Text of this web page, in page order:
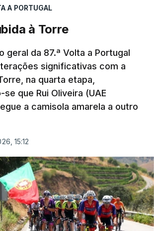
já marcada pelo empate 2-2
que os ‘leões estiveram a
e pelo triunfo do regressado
ao Casa Pia (1-0).
jornada
1-1
Pia, 1-0
– Arouca, 0-1
– Sporting, 2-2
A PORTUGAL
à Torre
geral da 87.ª Volta a Portugal
significativas com a
na quarta etapa,
que Rui Oliveira (UAE
a camisola amarela a outro
15:12